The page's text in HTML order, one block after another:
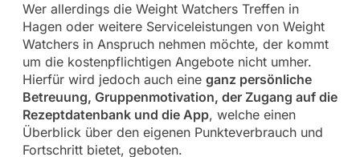
Wer allerdings die Weight Watchers Treffen in
Hagen oder weitere Serviceleistungen von Weight
Watchers in Anspruch nehmen möchte, der kommt
um die kostenpflichtigen Angebote nicht umher.
Hierfür wird jedoch auch eine ganz persönliche
Betreuung, Gruppenmotivation, der Zugang auf die
Rezeptdatenbank und die App, welche einen
Überblick über den eigenen Punkteverbrauch und
Fortschritt bietet, geboten.